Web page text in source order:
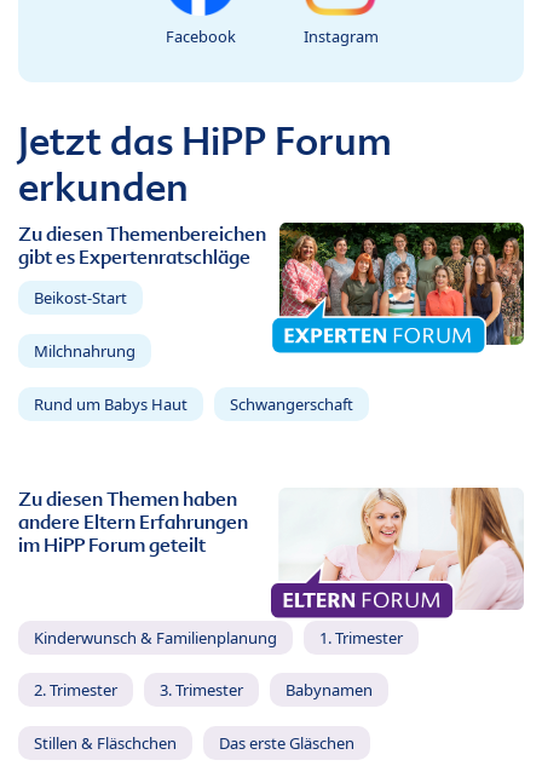
Facebook Instagram
Jetzt das HiPP Forum
erkunden
Zu diesen Themenbereichen
gibt es Expertenratschläge
Beikost-Start
Milchnahrung
Rund um Babys Haut Schwangerschaft
Zu diesen Themen haben
andere Eltern Erfahrungen
im HiPP Forum geteilt
Kinderwunsch & Familienplanung 1. Trimester
2. Trimester 3. Trimester Babynamen
Stillen & Fläschchen Das erste Gläschen